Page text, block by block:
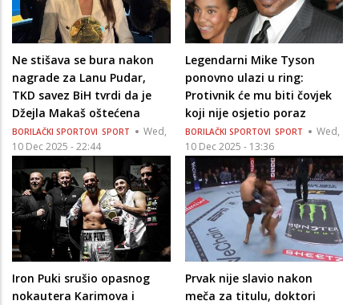
Ne stišava se bura nakon
nagrade za Lanu Pudar,
TKD savez BiH tvrdi da je
Džejla Makaš oštećena
BORILAČKI SPORTOVI SPORT
Wed,
10 Dec 2025 - 22:44
Legendarni Mike Tyson
ponovno ulazi u ring:
Protivnik će mu biti čovjek
koji nije osjetio poraz
BORILAČKI SPORTOVI SPORT
Wed,
10 Dec 2025 - 13:36
Iron Puki srušio opasnog
nokautera Karimova i
Prvak nije slavio nakon
meča za titulu, doktori